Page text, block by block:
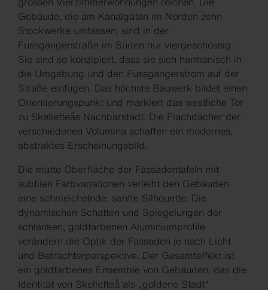
Gebäude, die am Kanalgatan im Norden zehn
Stockwerke umfassen, sind in der
Fussgängerstraße im Süden nur viergeschossig.
Sie sind so konzipiert, dass sie sich harmonisch in
die Umgebung und den Fussgängerstrom auf der
Straße einfügen. Das höchste Bauwerk bildet einen
Orientierungspunkt und markiert das westliche Tor
zu Skellefteås Nachbarstadt. Die Flachdächer der
verschiedenen Volumina schaffen ein modernes,
abstraktes Erscheinungsbild.
Die matte Oberfläche der Fassadentafeln mit
subtilen Farbvariationen verleiht den Gebäuden
eine schmeichelnde, sanfte Silhouette. Die
dynamischen Schatten und Spiegelungen der
schlanken, goldfarbenen Aluminiumprofile
verändern die Optik der Fassaden je nach Licht
und Betrachterperspektive. Der Gesamteffekt ist
ein goldfarbenes Ensemble von Gebäuden, das die
Identität von Skellefteå als „goldene Stadt“